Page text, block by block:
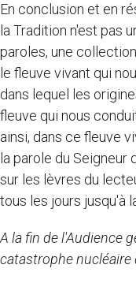
En conclusion et en
la Tradition n'est pas
paroles, une
le fleuve vivant qui
dans lequel les
fleuve qui nous
ainsi, dans ce fleuve
la parole du Seigneur
sur les lèvres du
tous les jours jusqu'à
A la fin de l'Audience
catastrophe nucléaire